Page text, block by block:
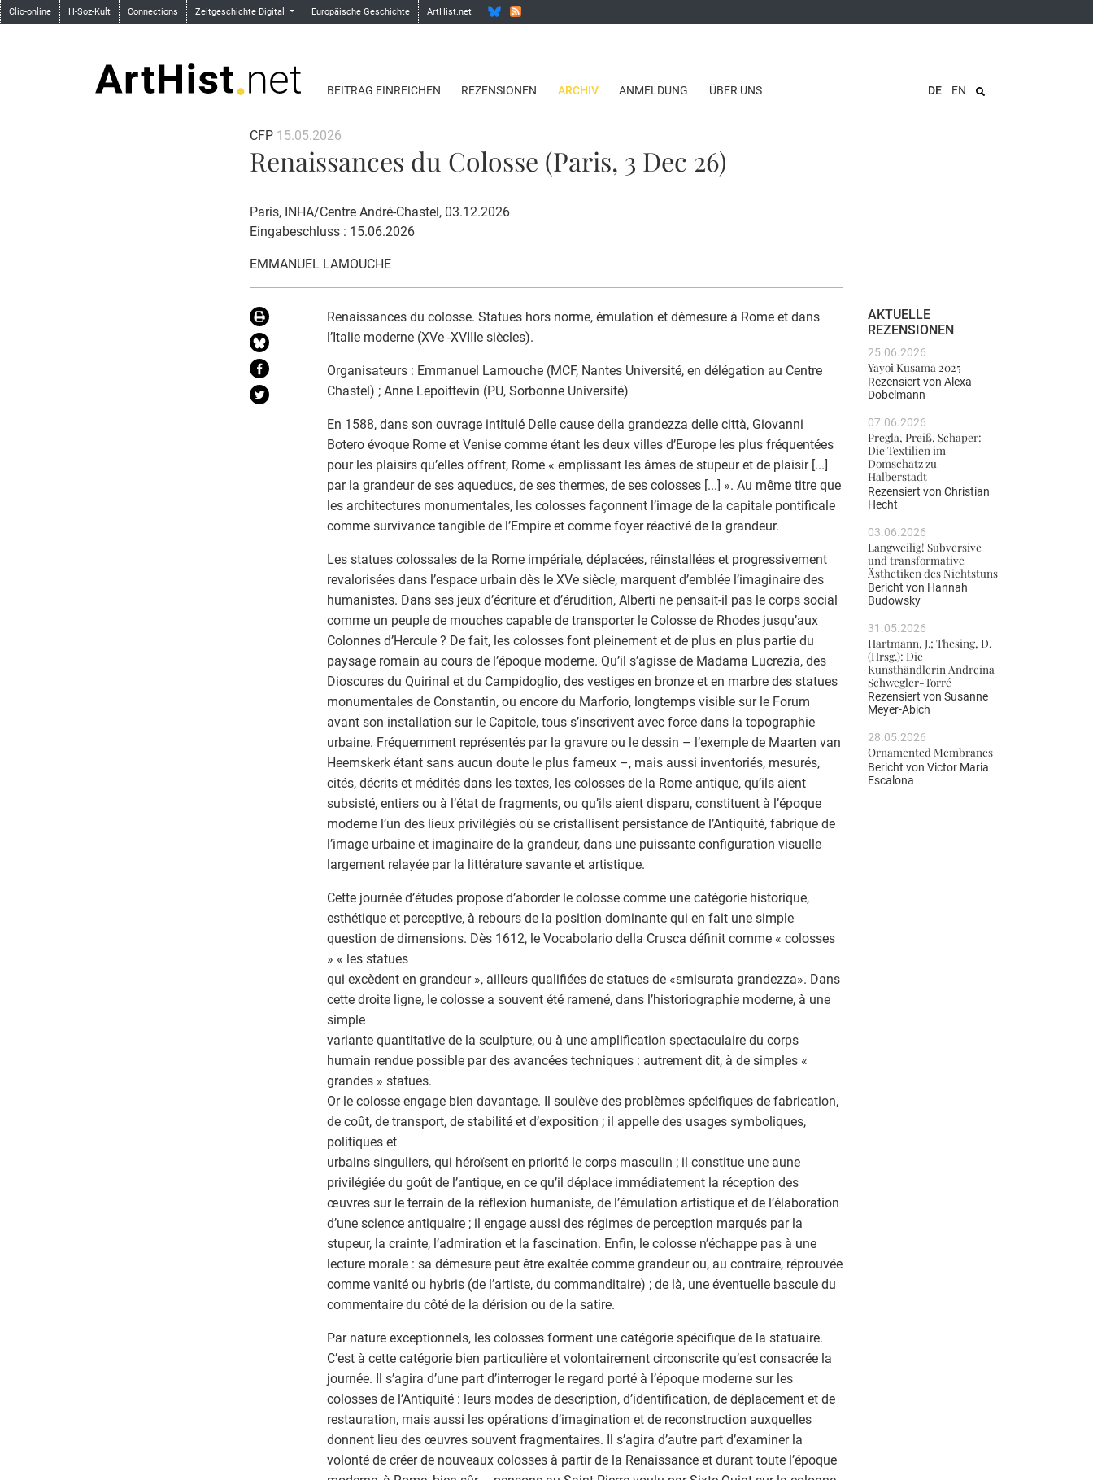
Clio-online H-Soz-Kult Connections Zeitgeschichte Digital Europäische Geschichte ArtHist.net
BEITRAG EINREICHEN REZENSIONEN ARCHIV ANMELDUNG ÜBER UNS DE EN
CFP 15.05.2026
Renaissances du Colosse (Paris, 3 Dec 26)
Paris, INHA/Centre André-Chastel, 03.12.2026
Eingabeschluss : 15.06.2026
EMMANUEL LAMOUCHE
Renaissances du colosse. Statues hors norme, émulation et démesure à Rome et dans
l’Italie moderne (XVe -XVIIIe siècles).
Organisateurs : Emmanuel Lamouche (MCF, Nantes Université, en délégation au Centre
Chastel) ; Anne Lepoittevin (PU, Sorbonne Université)
En 1588, dans son ouvrage intitulé Delle cause della grandezza delle città, Giovanni
Botero évoque Rome et Venise comme étant les deux villes d’Europe les plus fréquentées
pour les plaisirs qu’elles offrent, Rome « emplissant les âmes de stupeur et de plaisir [...]
par la grandeur de ses aqueducs, de ses thermes, de ses colosses [...] ». Au même titre que
les architectures monumentales, les colosses façonnent l’image de la capitale pontificale
comme survivance tangible de l’Empire et comme foyer réactivé de la grandeur.
Les statues colossales de la Rome impériale, déplacées, réinstallées et progressivement
revalorisées dans l’espace urbain dès le XVe siècle, marquent d’emblée l’imaginaire des
humanistes. Dans ses jeux d’écriture et d’érudition, Alberti ne pensait-il pas le corps social
comme un peuple de mouches capable de transporter le Colosse de Rhodes jusqu’aux
Colonnes d’Hercule ? De fait, les colosses font pleinement et de plus en plus partie du
paysage romain au cours de l’époque moderne. Qu’il s’agisse de Madama Lucrezia, des
Dioscures du Quirinal et du Campidoglio, des vestiges en bronze et en marbre des statues
monumentales de Constantin, ou encore du Marforio, longtemps visible sur le Forum
avant son installation sur le Capitole, tous s’inscrivent avec force dans la topographie
urbaine. Fréquemment représentés par la gravure ou le dessin – l’exemple de Maarten van
Heemskerk étant sans aucun doute le plus fameux –, mais aussi inventoriés, mesurés,
cités, décrits et médités dans les textes, les colosses de la Rome antique, qu’ils aient
subsisté, entiers ou à l’état de fragments, ou qu’ils aient disparu, constituent à l’époque
moderne l’un des lieux privilégiés où se cristallisent persistance de l’Antiquité, fabrique de
l’image urbaine et imaginaire de la grandeur, dans une puissante configuration visuelle
largement relayée par la littérature savante et artistique.
Cette journée d’études propose d’aborder le colosse comme une catégorie historique,
esthétique et perceptive, à rebours de la position dominante qui en fait une simple
question de dimensions. Dès 1612, le Vocabolario della Crusca définit comme « colosses
» « les statues
qui excèdent en grandeur », ailleurs qualifiées de statues de «smisurata grandezza». Dans
cette droite ligne, le colosse a souvent été ramené, dans l’historiographie moderne, à une
simple
variante quantitative de la sculpture, ou à une amplification spectaculaire du corps
humain rendue possible par des avancées techniques : autrement dit, à de simples «
grandes » statues.
Or le colosse engage bien davantage. Il soulève des problèmes spécifiques de fabrication,
de coût, de transport, de stabilité et d’exposition ; il appelle des usages symboliques,
politiques et
urbains singuliers, qui héroïsent en priorité le corps masculin ; il constitue une aune
privilégiée du goût de l’antique, en ce qu’il déplace immédiatement la réception des
œuvres sur le terrain de la réflexion humaniste, de l’émulation artistique et de l’élaboration
d’une science antiquaire ; il engage aussi des régimes de perception marqués par la
stupeur, la crainte, l’admiration et la fascination. Enfin, le colosse n’échappe pas à une
lecture morale : sa démesure peut être exaltée comme grandeur ou, au contraire, réprouvée
comme vanité ou hybris (de l’artiste, du commanditaire) ; de là, une éventuelle bascule du
commentaire du côté de la dérision ou de la satire.
Par nature exceptionnels, les colosses forment une catégorie spécifique de la statuaire.
C’est à cette catégorie bien particulière et volontairement circonscrite qu’est consacrée la
journée. Il s’agira d’une part d’interroger le regard porté à l’époque moderne sur les
colosses de l’Antiquité : leurs modes de description, d’identification, de déplacement et de
restauration, mais aussi les opérations d’imagination et de reconstruction auxquelles
donnent lieu des œuvres souvent fragmentaires. Il s’agira d’autre part d’examiner la
volonté de créer de nouveaux colosses à partir de la Renaissance et durant toute l’époque
AKTUELLE
REZENSIONEN
25.06.2026
Yayoi Kusama 2025
Rezensiert von Alexa
Dobelmann
07.06.2026
Pregla, Preiß, Schaper:
Die Textilien im
Domschatz zu
Halberstadt
Rezensiert von Christian
Hecht
03.06.2026
Langweilig! Subversive
und transformative
Ästhetiken des Nichtstuns
Bericht von Hannah
Budowsky
31.05.2026
Hartmann, J.; Thesing, D.
(Hrsg.): Die
Kunsthändlerin Andreina
Schwegler-Torré
Rezensiert von Susanne
Meyer-Abich
28.05.2026
Ornamented Membranes
Bericht von Victor Maria
Escalona